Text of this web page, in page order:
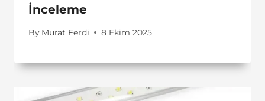
İnceleme
By Murat Ferdi 8 Ekim 2025